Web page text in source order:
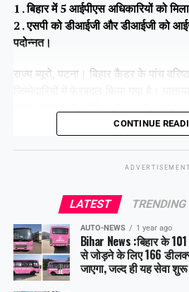
1 . बिहार में 5 आईपीएस अधिकारियों को
2 . एसपी को डीआईजी और डीआईजी को
पदोन्नत।
राज्य ब्यूरो, पटना। बिहार कैडर के पांच
Facebook X
Like this:
CONTINUE
ADVERTISEMENT
LATEST TRENDING
AUTO-NEWS 1 year ago
Bihar News :बिहार के
से जोड़ने के लिए 166
जाएगा, जल्द ही यह सेवा शुरू